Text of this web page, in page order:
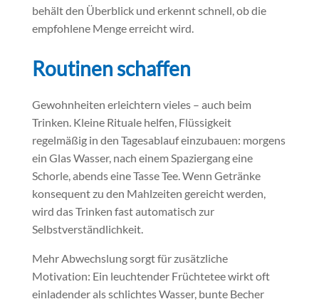
behält den Überblick und erkennt schnell, ob die
empfohlene Menge erreicht wird.
Routinen schaffen
Gewohnheiten erleichtern vieles – auch beim
Trinken. Kleine Rituale helfen, Flüssigkeit
regelmäßig in den Tagesablauf einzubauen: morgens
ein Glas Wasser, nach einem Spaziergang eine
Schorle, abends eine Tasse Tee. Wenn Getränke
konsequent zu den Mahlzeiten gereicht werden,
wird das Trinken fast automatisch zur
Selbstverständlichkeit.
Mehr Abwechslung sorgt für zusätzliche
Motivation: Ein leuchtender Früchtetee wirkt oft
einladender als schlichtes Wasser, bunte Becher